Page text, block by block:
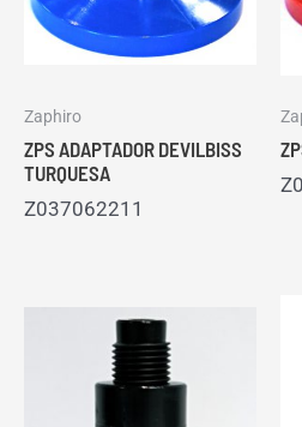
Zaphiro
ZPS ADAPTADOR DEVILBISS
TURQUESA
Z037062211